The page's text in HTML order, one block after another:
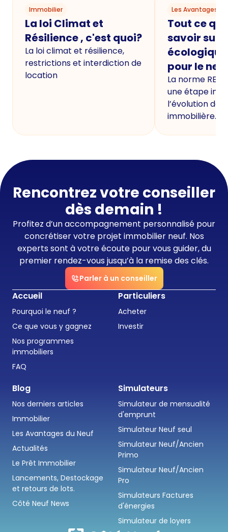
Immobilier
La loi Climat et
Résilience , c'est quoi?
La loi climat et résilience,
restrictions et interdiction de
location
Les Avantages
Tout ce
savoir sur
écologique
pour le
La norme
une étape
l’évolution de
immobilière.
Rencontrez votre conseiller
dès demain !
Profitez d’un accompagnement personnalisé pour
concrétiser votre projet immobilier neuf. Nos
experts sont à votre écoute pour vous guider, du
premier rendez-vous jusqu’à la remise des clés.
Parler à un conseiller
Accueil
Pourquoi le neuf ?
Ce que vous y gagnez
Nos programmes
immobiliers
FAQ
Particuliers
Acheter
Investir
Blog
Nos derniers articles
Immobilier
Les Avantages du Neuf
Actualités
Le Prêt Immobilier
Lancements, Destockage
et retours de lots.
Côté Neuf News
Simulateurs
Simulateur de mensualité
d'emprunt
Simulateur Neuf seul
Simulateur Neuf/Ancien
Primo
Simulateur Neuf/Ancien
Pro
Simulateurs Factures
d'énergies
Simulateur de loyers